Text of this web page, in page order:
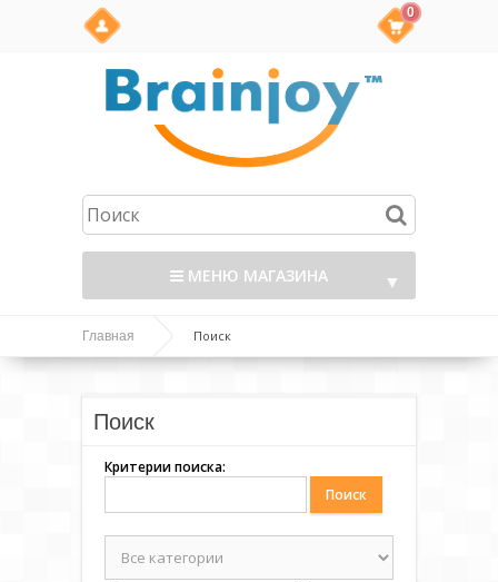
0
МЕНЮ МАГАЗИНА ▼
Главная Поиск
Поиск
Критерии поиска: